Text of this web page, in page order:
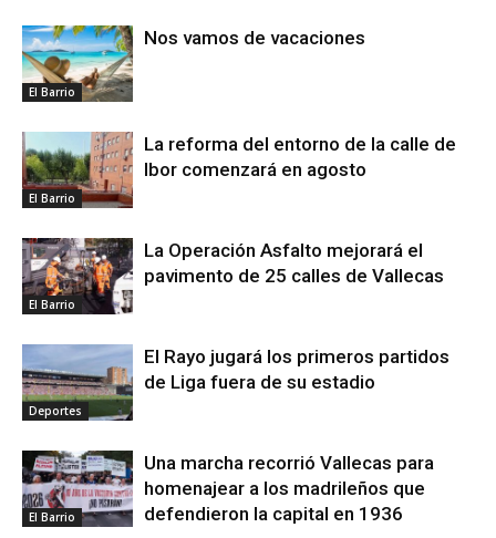
El Barrio
Nos vamos de vacaciones
El Barrio
La reforma del entorno de la calle de
Ibor comenzará en agosto
El Barrio
La Operación Asfalto mejorará el
pavimento de 25 calles de Vallecas
Deportes
El Rayo jugará los primeros partidos
de Liga fuera de su estadio
El Barrio
Una marcha recorrió Vallecas para
homenajear a los madrileños que
defendieron la capital en 1936